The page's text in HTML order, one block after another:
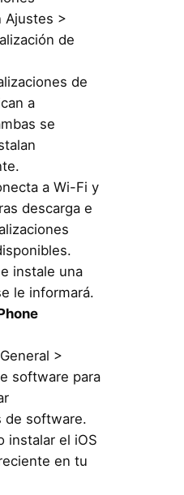
Ajustes >
de
de
a
se
a Wi-Fi y
descarga e
instale una
le informará.
>
software para
de software.
instalar el iOS
en tu